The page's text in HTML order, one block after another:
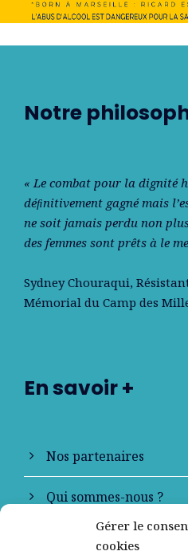
Gérer le
cookies
Notre
« Le combat pour la dignité
déﬁnitivement gagné mais
ne soit jamais perdu non
des femmes sont prêts à le
Sydney Chouraqui,
Mémorial du Camp des
En savoir +
Nos partenaires
Qui sommes-nous ?
Contactez-nous